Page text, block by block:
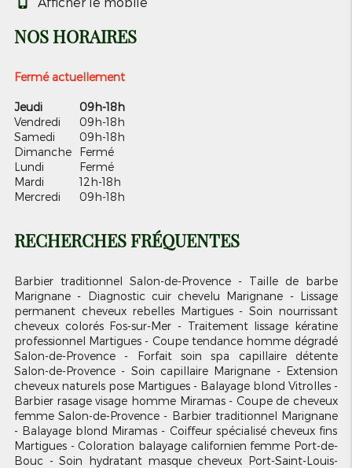
NOS HORAIRES
Fermé actuellement
Jeudi
09h-18h
Vendredi
09h-18h
Samedi
09h-18h
Dimanche
Fermé
Lundi
Fermé
Mardi
12h-18h
Mercredi
09h-18h
RECHERCHES FRÉQUENTES
Barbier traditionnel Salon-de-Provence
Taille de barbe
Marignane
Diagnostic cuir chevelu Marignane
Lissage
permanent cheveux rebelles Martigues
Soin nourrissant
cheveux colorés Fos-sur-Mer
Traitement lissage kératine
professionnel Martigues
Coupe tendance homme dégradé
Salon-de-Provence
Forfait soin spa capillaire détente
Salon-de-Provence
Soin capillaire Marignane
Extension
cheveux naturels pose Martigues
Balayage blond Vitrolles
Barbier rasage visage homme Miramas
Coupe de cheveux
femme Salon-de-Provence
Barbier traditionnel Marignane
Balayage blond Miramas
Coiffeur spécialisé cheveux fins
Martigues
Coloration balayage californien femme Port-de-
Bouc
Soin hydratant masque cheveux Port-Saint-Louis-